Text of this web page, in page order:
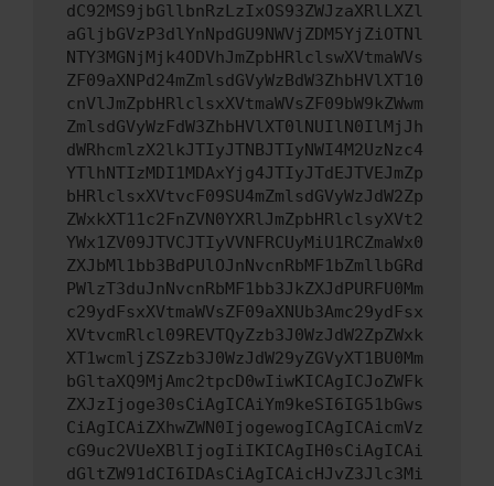
dC92MS9jbGllbnRzLzIxOS93ZWJzaXRlLXZl
aGljbGVzP3dlYnNpdGU9NWVjZDM5YjZiOTNl
NTY3MGNjMjk4ODVhJmZpbHRlclswXVtmaWVs
ZF09aXNPd24mZmlsdGVyWzBdW3ZhbHVlXT10
cnVlJmZpbHRlclsxXVtmaWVsZF09bW9kZWwm
ZmlsdGVyWzFdW3ZhbHVlXT0lNUIlN0IlMjJh
dWRhcmlzX2lkJTIyJTNBJTIyNWI4M2UzNzc4
YTlhNTIzMDI1MDAxYjg4JTIyJTdEJTVEJmZp
bHRlclsxXVtvcF09SU4mZmlsdGVyWzJdW2Zp
ZWxkXT11c2FnZVN0YXRlJmZpbHRlclsyXVt2
YWx1ZV09JTVCJTIyVVNFRCUyMiU1RCZmaWx0
ZXJbMl1bb3BdPUlOJnNvcnRbMF1bZmllbGRd
PWlzT3duJnNvcnRbMF1bb3JkZXJdPURFU0Mm
c29ydFsxXVtmaWVsZF09aXNUb3Amc29ydFsx
XVtvcmRlcl09REVTQyZzb3J0WzJdW2ZpZWxk
XT1wcmljZSZzb3J0WzJdW29yZGVyXT1BU0Mm
bGltaXQ9MjAmc2tpcD0wIiwKICAgICJoZWFk
ZXJzIjoge30sCiAgICAiYm9keSI6IG51bGws
CiAgICAiZXhwZWN0IjogewogICAgICAicmVz
cG9uc2VUeXBlIjogIiIKICAgIH0sCiAgICAi
dGltZW91dCI6IDAsCiAgICAicHJvZ3Jlc3Mi